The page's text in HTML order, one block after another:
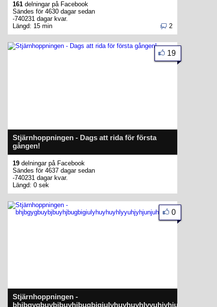
161 delningar på Facebook
Sändes för 4630 dagar sedan
-740231 dagar kvar.
Längd: 15 min
2
Stjärnhoppningen - Dags att rida för första
gången!
19
19 delningar på Facebook
Sändes för 4637 dagar sedan
-740231 dagar kvar.
Längd: 0 sek
Stjärnhoppningen -
bhjbgygbuybjbuyhjbugbigiulyhuyhuyhlyyuhjyhjunjuh
0